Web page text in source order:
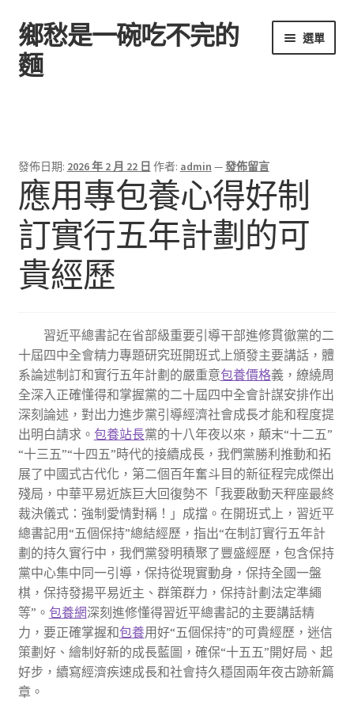
跳
至
導
跳
至
主
鄉愁是一碗吃不完的
麵
選單
發佈日期: 2026 年 2 月 22 日 作者: admin —發佈留言
應用專包養心得好制
訂實行五年計劃的可
貴經歷
習近平總書記在省部級重要引導干部進修貫徹黨的二
十屆四中全會精力專題研究班開班式上頒發主要講話，體
系論述制訂和實行五年計劃的嚴重意包養價格義，繚繞周
全深入正確懂得和掌握黨的二十屆四中全會計謀安排作出
深刻論述，對出力進步黨引導經濟社會成長才能和程度提
出明白請求。 包養站長黨的十八年夜以來，顛末“十二五”
“十三五”“十四五”時代的接續成長，我們黨勝利推動和拓
展了中國式古代化，第二個百年奮斗目的新征程完成傑出
殘局，中華平易近族巨大回復勢不「我要啟動天秤座最終
裁決儀式：強制愛情對稱！」成擋。在開班式上，習近平
總書記用“五個保持”總結經歷，指出“在制訂實行五年計
劃的持久實行中，我們黨發明積聚了豐盛經歷，包含保持
黨中心集中同一引導，保持從現實動身，保持全國一盤
棋，保持發揚平易近主、群策群力，保持計劃法定準繩
等”。 包養網深刻進修懂得習近平總書記的主要講話精
力，要正確掌握和包養用好“五個保持”的可貴經歷，迷信
策劃好、繪制好新的成長藍圖，確保“十五五”開好局、起
好步，續寫經濟疾速成長和社會持久穩固兩年夜古跡新篇
章。